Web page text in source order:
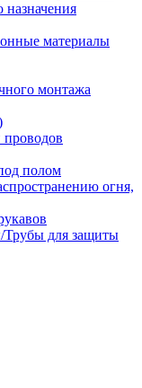
материалы
монтажа
проводов
полом
огня,
Трубы для защиты